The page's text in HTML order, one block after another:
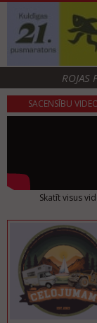
ROJAS
SACENSĪBU
Skatīt visus